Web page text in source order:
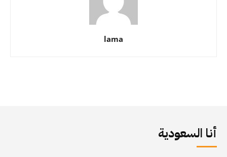
lama
أنا السعودية